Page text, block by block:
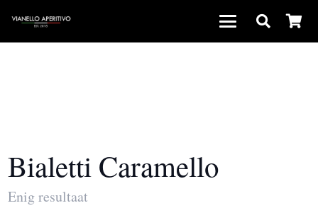
Bialetti Caramello
Enig resultaat